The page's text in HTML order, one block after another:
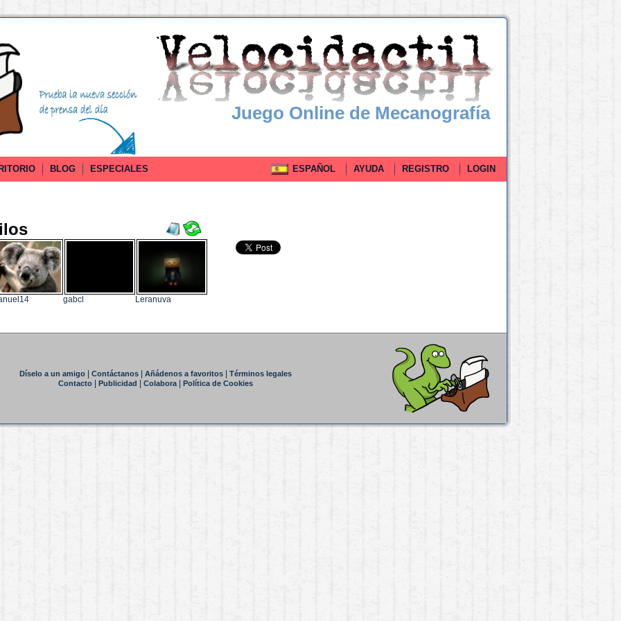
Juego Online de Mecanografía
BLOG ESPECIALES ESPAÑOL AYUDA REGISTRO LOGIN
gabcl Leranuva
Díselo a un amigo| Contáctanos| Añádenos a favoritos|
Términos legales
Contacto| Publicidad Colabora| Política de Cookies